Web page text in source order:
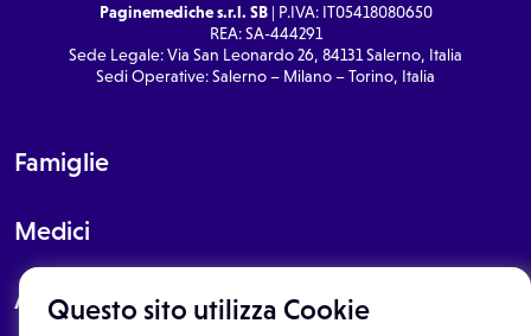
Questo sito utilizza Cookie
Paginemediche s.r.l. SB| P.IVA: IT05418080650
REA: SA-444291
Sede Legale: Via San Leonardo 26, 84131 Salerno, Italia
Sedi Operative: Salerno – Milano – Torino, Italia
Famiglie
Medici
About